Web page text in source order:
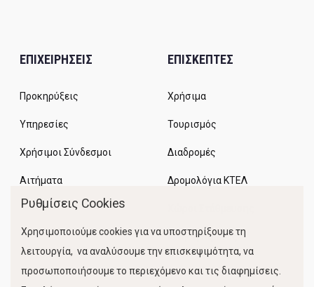
ΕΠΙΧΕΙΡΗΣΕΙΣ
Προκηρύξεις
Υπηρεσίες
Χρήσιμοι Σύνδεσμοι
Αιτήματα
ΕΠΙΣΚΕΠΤΕΣ
Χρήσιμα
Τουρισμός
Διαδρομές
Δρομολόγια ΚΤΕΛ
Κίνηση Λιμένος
Ρυθμίσεις Cookies
Χρησιμοποιούμε cookies για να υποστηρίξουμε τη
λειτουργία, να αναλύσουμε την επισκεψιμότητα, να
προσωποποιήσουμε το περιεχόμενο και τις διαφημίσεις.